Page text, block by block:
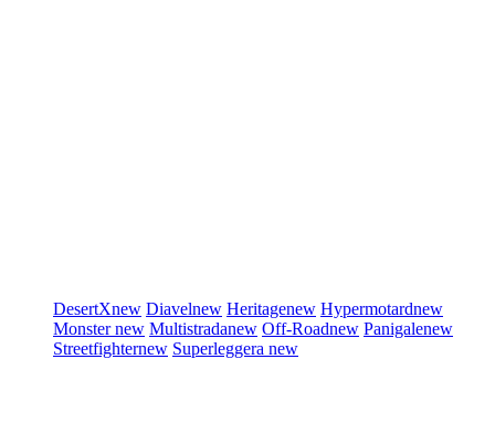
DesertXnew Diavelnew Heritagenew Hypermotardnew
Monsternew Multistradanew Off-Roadnew Panigalenew
Streetfighternew Superleggera new